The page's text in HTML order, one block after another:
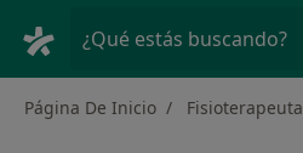
¿Qué estás buscando?
Página De Inicio Fisioterapeuta